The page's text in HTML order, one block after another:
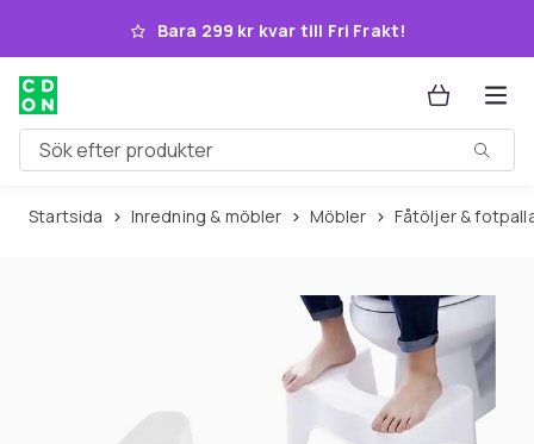
Hoppa till huvudinnehållet
Bara 299 kr kvar till Fri Frakt!
Sök efter produkter
Startsida Inredning & möbler Möbler Fåtöljer &